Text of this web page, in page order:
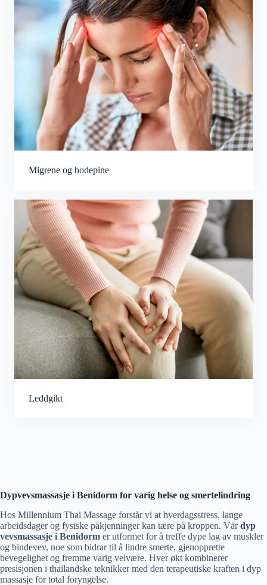
Migrene og hodepine
Leddgikt
Dypvevsmassasje i Benidorm for varig helse og smertelindring
Hos Millennium Thai Massage forstår vi at hverdagsstress, lange
arbeidsdager og fysiske påkjenninger kan tære på kroppen. Vårdyp
vevsmassasje i Benidorm er utformet for å treffe dype lag av muskler
og bindevev, noe som bidrar til å lindre smerte, gjenopprette
bevegelighet og fremme varig velvære. Hver økt kombinerer
presisjonen i thailandske teknikker med den terapeutiske kraften i dyp
massasje for total foryngelse.